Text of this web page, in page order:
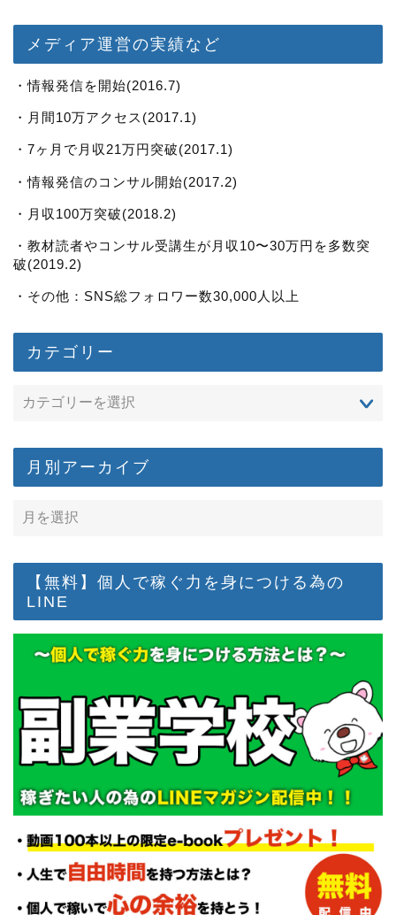
メディア運営の実績など
・情報発信を開始(2016.7)
・月間10万アクセス(2017.1)
・7ヶ月で月収21万円突破(2017.1)
・情報発信のコンサル開始(2017.2)
・月収100万突破(2018.2)
・教材読者やコンサル受講生が月収10〜30万円を多数突
破(2019.2)
・その他：SNS総フォロワー数30,000人以上
カテゴリー
月別アーカイブ
【無料】個人で稼ぐ力を身につける為の
LINE